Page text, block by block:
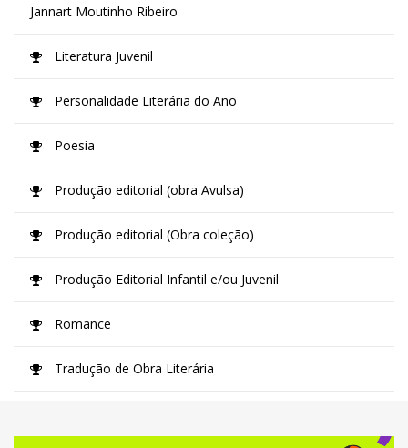
Jannart Moutinho Ribeiro
Literatura Juvenil
Personalidade Literária do Ano
Poesia
Produção editorial (obra Avulsa)
Produção editorial (Obra coleção)
Produção Editorial Infantil e/ou Juvenil
Romance
Tradução de Obra Literária